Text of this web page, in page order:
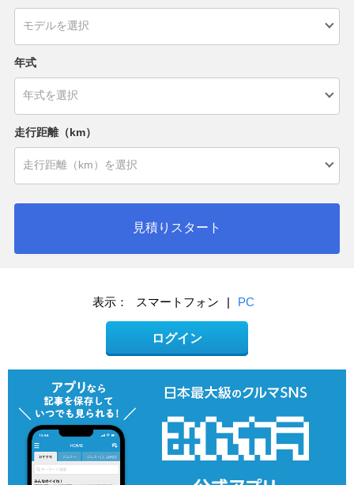
年式
走行距離（km）
見積りスタート
表示： スマートフォン | PC
ログイン